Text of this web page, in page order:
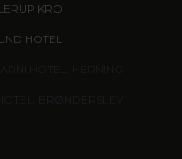
KRO
HOTEL